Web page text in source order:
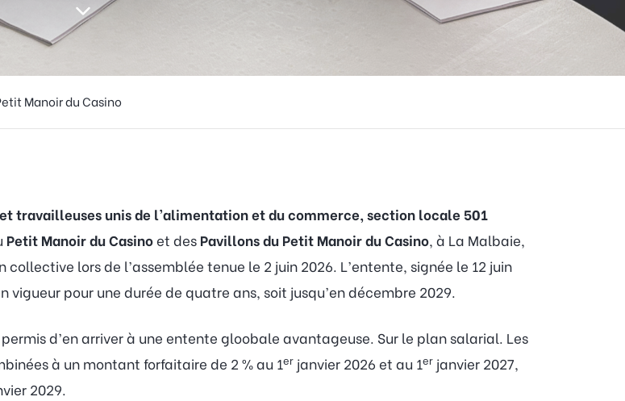
Manoir du Casino
travailleuses unis de l’alimentation et du commerce, section locale 501
Petit Manoir du Casinoet des Pavillons du Petit Manoir du Casino, à La Malbaie,
lors de l’assemblée tenue le 2 juin 2026. L’entente, signée le 12 juin
pour une durée de quatre ans, soit jusqu’en décembre 2029.
d’en arriver à une entente gloobale avantageuse. Sur le plan salarial. Les
à un montant forfaitaire de 2 % au 1er janvier 2026 et au 1er janvier 2027,
2029.